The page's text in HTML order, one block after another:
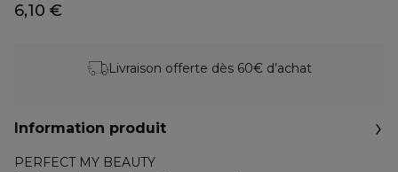
6,10 €
Livraison offerte dès 60€ d’achat
Information produit
PERFECT MY BEAUTY